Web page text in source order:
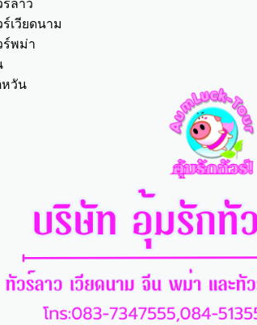
ลาว
เวียดนาม
ร์พม่า
หวัน